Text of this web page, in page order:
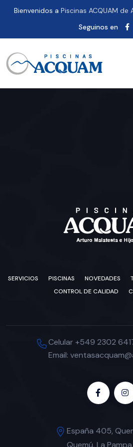
Bienvenidos a Piscinas ACQUAM
Seguinos en
SERVICIOS PISCINAS NOVEDADES
CONTROL DE CALIDAD
Celular +549 2302
Email:
España 405,
Quemú, La Pampa,